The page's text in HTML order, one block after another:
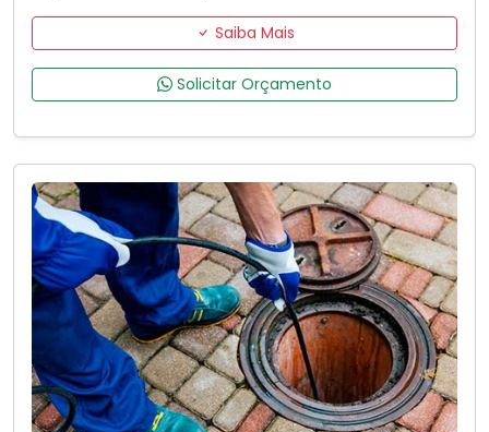
Saiba Mais
Solicitar Orçamento